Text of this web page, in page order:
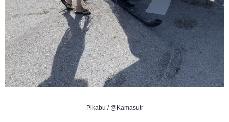
Pikabu / @Kamasutr